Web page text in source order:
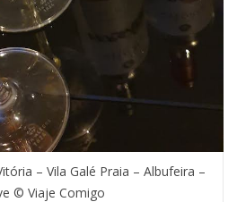
– Vila Galé Praia – Albufeira –
© Viaje Comigo